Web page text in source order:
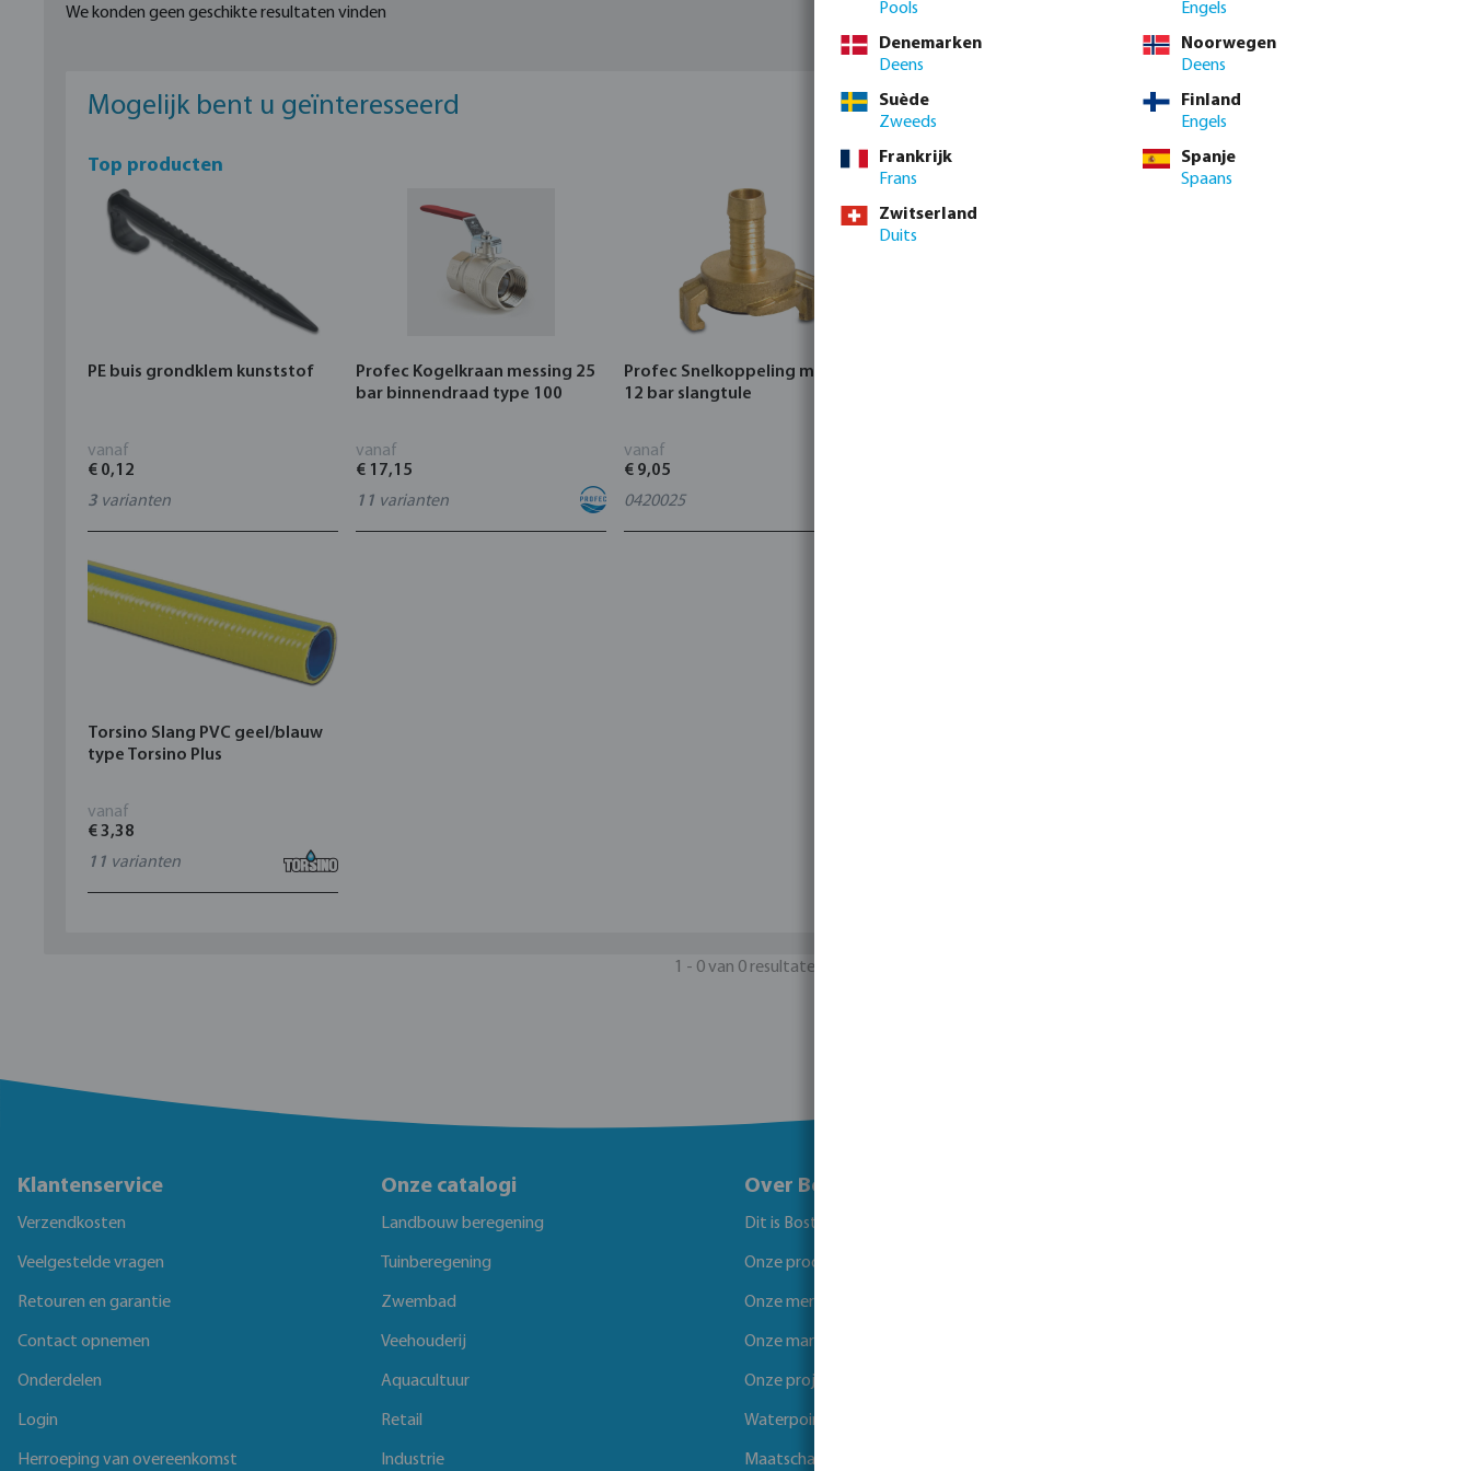
We konden geen geschikte resultaten vinden
Mogelijk bent u geïnteresseerd
Top producten
PE buis grondklem kunststof
vanaf
€ 0,12
3 varianten
Profec Kogelkraan messing 25
bar binnendraad type 100
vanaf
€ 17,15
11 varianten
Profec Snelkoppeling messing
12 bar slangtule
vanaf
€ 9,05
0420025
Torsino Slang PVC geel/blauw
type Torsino Plus
vanaf
€ 3,38
11 varianten
1 - 0 van 0 resultaten
Klantenservice
Verzendkosten
Veelgestelde vragen
Retouren en garantie
Contact opnemen
Onderdelen
Login
Herroeping van overeenkomst
Onze catalogi
Landbouw beregening
Tuinberegening
Zwembad
Veehouderij
Aquacultuur
Retail
Industrie
Over Bosta
Dit is Bosta
Onze producten
Onze merken
Onze markten
Onze projecten
Waterpoints
Maatschappelijk verantwoord ondernemen
Pools
Engels
Denemarken
Deens
Noorwegen
Deens
Suède
Zweeds
Finland
Engels
Frankrijk
Frans
Spanje
Spaans
Zwitserland
Duits